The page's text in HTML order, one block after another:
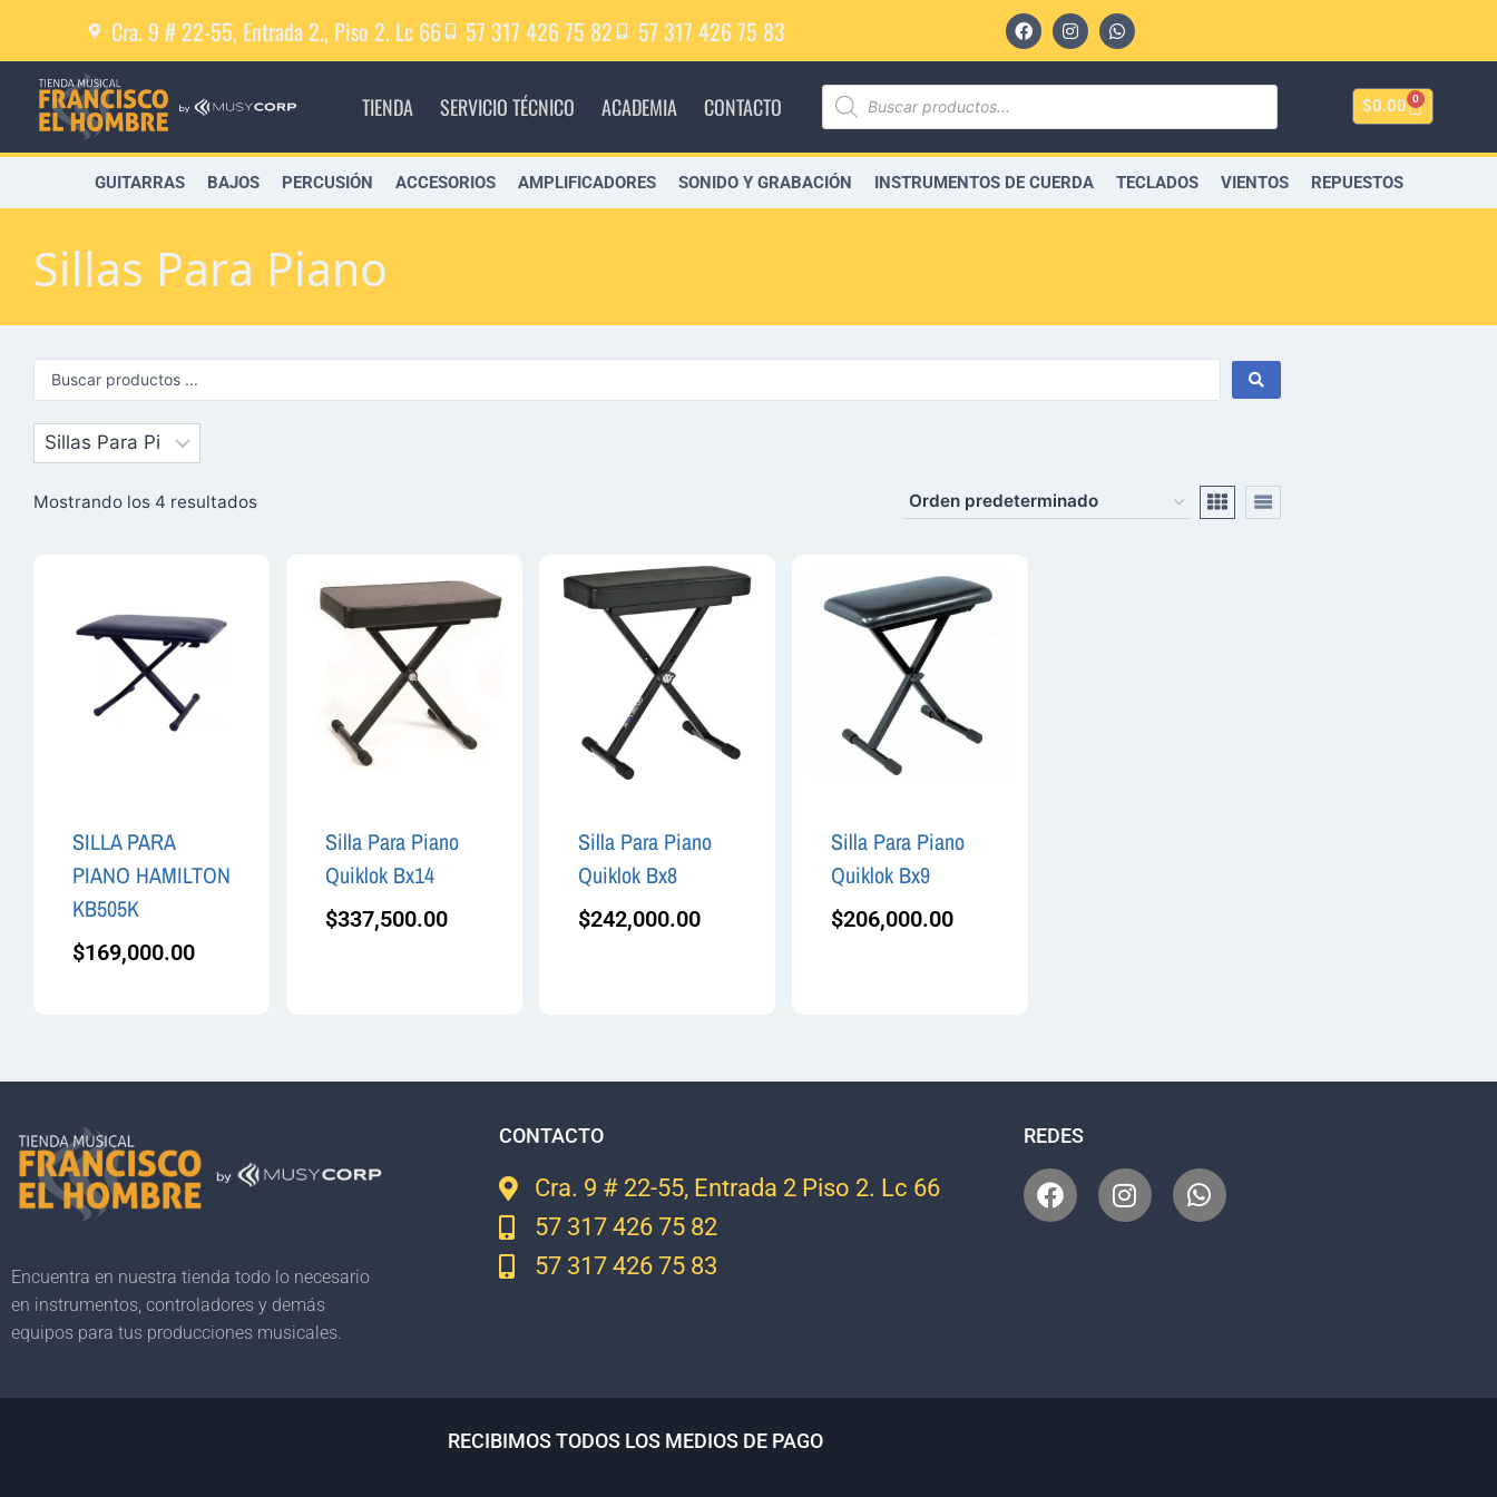
Cra. 9 # 22-55, Entrada 2., Piso 2. Lc 66 57 317 426 75 82 57 317 426 75 83
TIENDA SERVICIO TÉCNICO ACADEMIA CONTACTO $0.00 0
GUITARRAS BAJOS PERCUSIÓN ACCESORIOS AMPLIFICADORES SONIDO Y GRABACIÓN INSTRUMENTOS DE CUERDA TECLADOS VIENTOS REPUESTOS
Sillas Para Piano
Mostrando los 4 resultados
SILLA PARA
PIANO HAMILTON
KB505K
$169,000.00
Silla Para Piano
Quiklok Bx14
$337,500.00
Silla Para Piano
Quiklok Bx8
$242,000.00
Silla Para Piano
Quiklok Bx9
$206,000.00
Encuentra en nuestra tienda todo lo necesario
en instrumentos, controladores y demás
equipos para tus producciones musicales.
CONTACTO
Cra. 9 # 22-55, Entrada 2 Piso 2. Lc 66
57 317 426 75 82
57 317 426 75 83
REDES
RECIBIMOS TODOS LOS MEDIOS DE PAGO